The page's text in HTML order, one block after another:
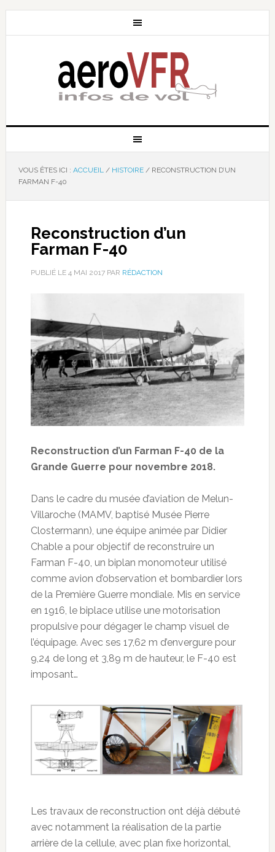
VOUS ÊTES ICI : ACCUEIL / HISTOIRE /RECONSTRUCTION D’UN
FARMAN F-40
Reconstruction d’un
Farman F-40
PUBLIÉ LE 4 MAI 2017PAR RÉDACTION
Reconstruction d’un Farman F-40 de la
Grande Guerre pour novembre 2018.
Dans le cadre du musée d’aviation de Melun-
Villaroche (MAMV, baptisé Musée Pierre
Clostermann), une équipe animée par Didier
Chable a pour objectif de reconstruire un
Farman F-40, un biplan monomoteur utilisé
comme avion d’observation et bombardier lors
de la Première Guerre mondiale. Mis en service
en 1916, le biplace utilise une motorisation
propulsive pour dégager le champ visuel de
l’équipage. Avec ses 17,62 m d’envergure pour
9,24 de long et 3,89 m de hauteur, le F-40 est
imposant…
Les travaux de reconstruction ont déjà débuté
avec notamment la réalisation de la partie
arrière de la cellule, avec plan fixe horizontal,